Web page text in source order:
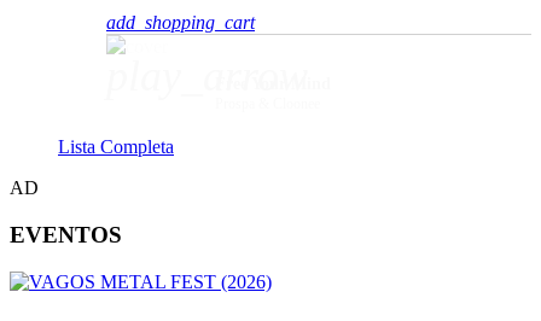
add_shopping_cart
Lista Completa
AD
EVENTOS